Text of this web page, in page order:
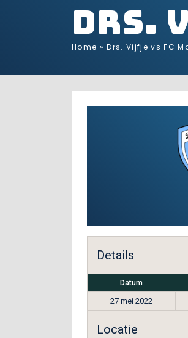
Drs.
Home »Drs. Vijfje vs FC
Details
Datum
27 mei 2022
Locatie